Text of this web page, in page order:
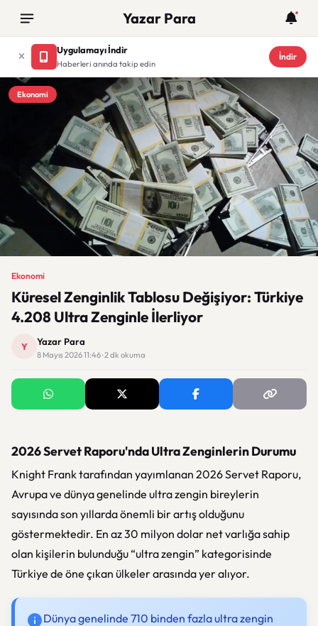
Yazar Para
Uygulamayı İndir
Haberleri anında takip edin
İndir
Ekonomi
Ekonomi
Küresel Zenginlik Tablosu Değişiyor: Türkiye
4.208 Ultra Zenginle İlerliyor
Y Yazar Para
8 Mayıs 2026 11:46 · 2 dk okuma
2026 Servet Raporu'nda Ultra Zenginlerin Durumu
Knight Frank tarafından yayımlanan 2026 Servet Raporu,
Avrupa ve dünya genelinde ultra zengin bireylerin
sayısında son yıllarda önemli bir artış olduğunu
göstermektedir. En az 30 milyon dolar net varlığa sahip
olan kişilerin bulunduğu “ultra zengin” kategorisinde
Türkiye de öne çıkan ülkeler arasında yer alıyor.
Dünya genelinde 710 binden fazla ultra zengin